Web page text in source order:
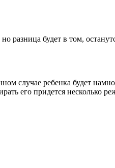
разница будет в том,
случае ребенка будет
его придется несколько